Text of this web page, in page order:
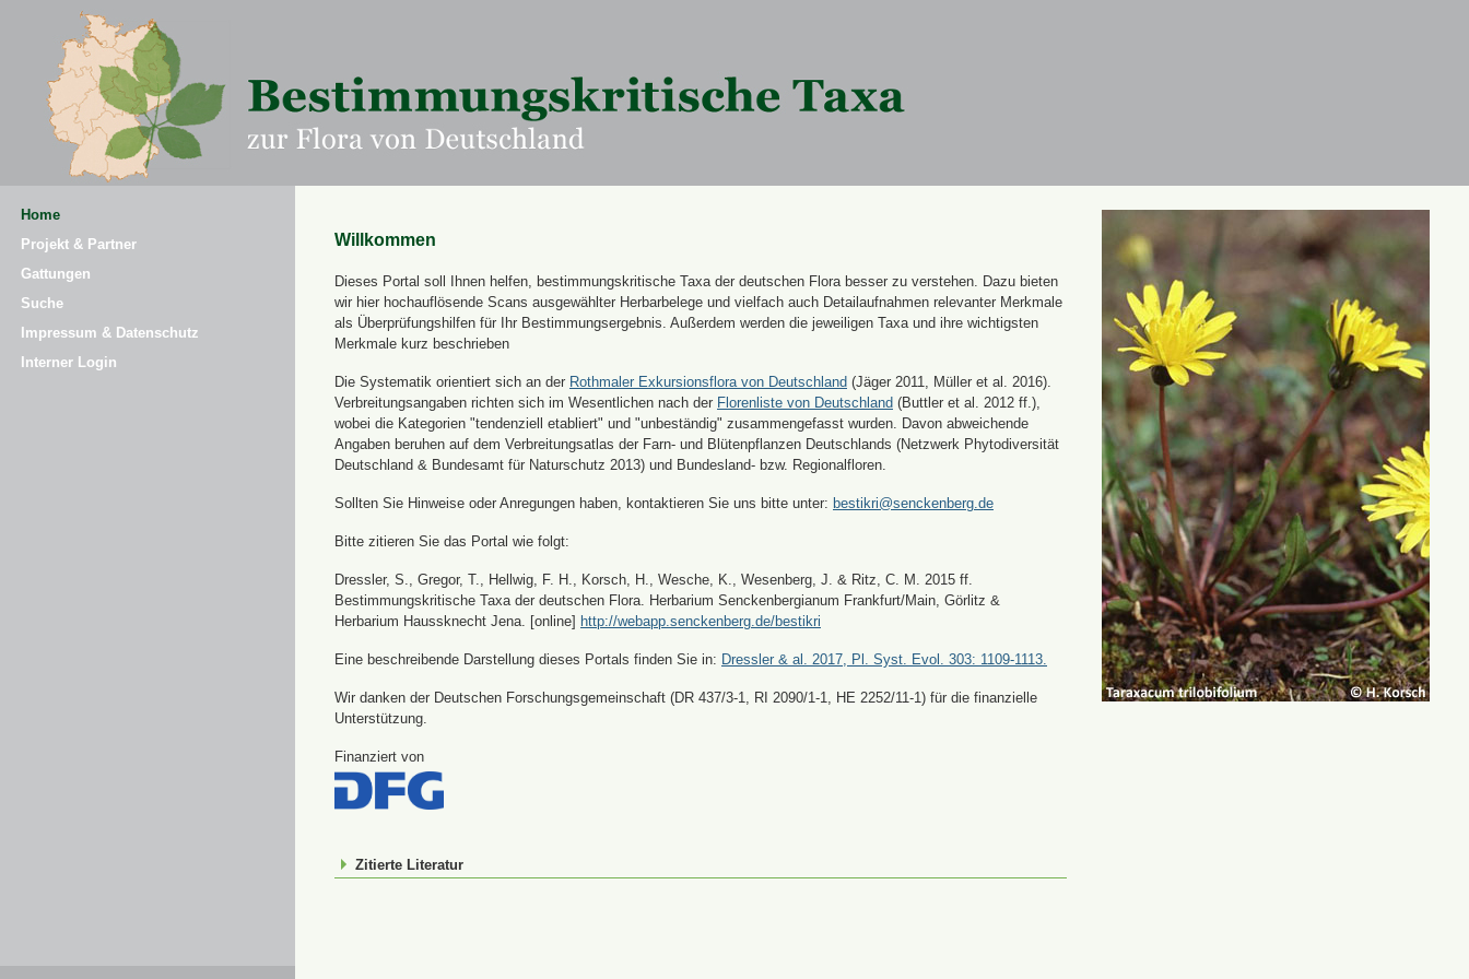
Home
Projekt & Partner
Gattungen
Suche
Impressum & Datenschutz
Interner Login
Willkommen
Dieses Portal soll Ihnen helfen, bestimmungskritische Taxa der deutschen Flora besser zu verstehen. Dazu bieten
wir hier hochauflösende Scans ausgewählter Herbarbelege und vielfach auch Detailaufnahmen relevanter Merkmale
als Überprüfungshilfen für Ihr Bestimmungsergebnis. Außerdem werden die jeweiligen Taxa und ihre wichtigsten
Merkmale kurz beschrieben
Die Systematik orientiert sich an der Rothmaler Exkursionsflora von Deutschland (Jäger 2011, Müller et al. 2016).
Verbreitungsangaben richten sich im Wesentlichen nach der Florenliste von Deutschland (Buttler et al. 2012 ff.),
wobei die Kategorien "tendenziell etabliert" und "unbeständig" zusammengefasst wurden. Davon abweichende
Angaben beruhen auf dem Verbreitungsatlas der Farn- und Blütenpflanzen Deutschlands (Netzwerk Phytodiversität
Deutschland & Bundesamt für Naturschutz 2013) und Bundesland- bzw. Regionalfloren.
Sollten Sie Hinweise oder Anregungen haben, kontaktieren Sie uns bitte unter: bestikri@senckenberg.de
Bitte zitieren Sie das Portal wie folgt:
Dressler, S., Gregor, T., Hellwig, F. H., Korsch, H., Wesche, K., Wesenberg, J. & Ritz, C. M. 2015 ff.
Bestimmungskritische Taxa der deutschen Flora. Herbarium Senckenbergianum Frankfurt/Main, Görlitz &
Herbarium Haussknecht Jena. [online] http://webapp.senckenberg.de/bestikri
Eine beschreibende Darstellung dieses Portals finden Sie in: Dressler & al. 2017, Pl. Syst. Evol. 303: 1109-1113.
Wir danken der Deutschen Forschungsgemeinschaft (DR 437/3-1, RI 2090/1-1, HE 2252/11-1) für die finanzielle
Unterstützung.
Finanziert von
Zitierte Literatur